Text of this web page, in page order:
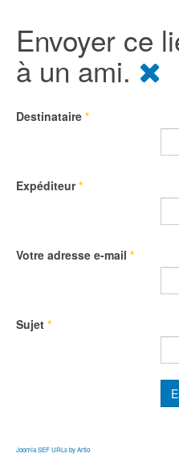
Envoyer ce
à un ami.
Destinataire *
Expéditeur*
Votre adresse e-mail *
Sujet *
Joomla SEF URLs by Artio